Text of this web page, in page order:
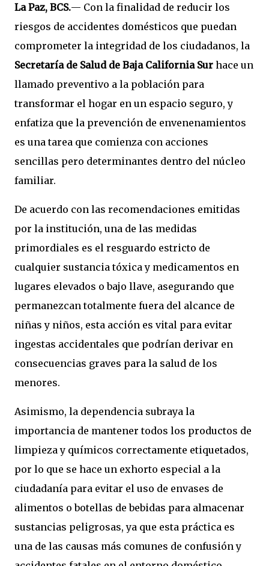
La Paz, BCS.— Con la finalidad de reducir los
riesgos de accidentes domésticos que puedan
comprometer la integridad de los ciudadanos, la
Secretaría de Salud de Baja California Sur hace un
llamado preventivo a la población para
transformar el hogar en un espacio seguro, y
enfatiza que la prevención de envenenamientos
es una tarea que comienza con acciones
sencillas pero determinantes dentro del núcleo
familiar.
De acuerdo con las recomendaciones emitidas
por la institución, una de las medidas
primordiales es el resguardo estricto de
cualquier sustancia tóxica y medicamentos en
lugares elevados o bajo llave, asegurando que
permanezcan totalmente fuera del alcance de
niñas y niños, esta acción es vital para evitar
ingestas accidentales que podrían derivar en
consecuencias graves para la salud de los
menores.
Asimismo, la dependencia subraya la
importancia de mantener todos los productos de
limpieza y químicos correctamente etiquetados,
por lo que se hace un exhorto especial a la
ciudadanía para evitar el uso de envases de
alimentos o botellas de bebidas para almacenar
sustancias peligrosas, ya que esta práctica es
una de las causas más comunes de confusión y